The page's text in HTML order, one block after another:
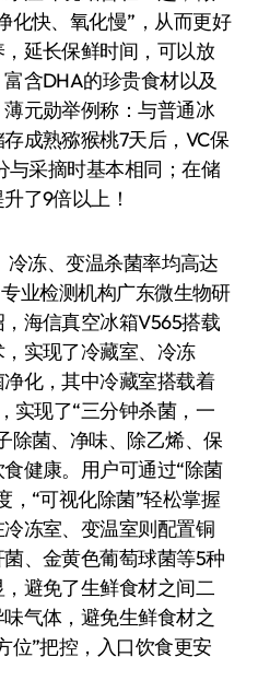
化快、氧化慢”，从而更好
延长保鲜时间，可以放
含DHA的珍贵食材以及
元勋举例称：与普通冰
成熟猕猴桃7天后，VC保
与采摘时基本相同；在储
了9倍以上！
冻、变温杀菌率均高达
业检测机构广东微生物研
海信真空冰箱V565搭载
实现了冷藏室、冷冻
化，其中冷藏室搭载着
实现了“三分钟杀菌，一
除菌、净味、除乙烯、保
健康。用户可通过“除菌
，“可视化除菌”轻松掌握
冻室、变温室则配置铜
、金黄色葡萄球菌等5种
避免了生鲜食材之间二
气体，避免生鲜食材之
位”把控，入口饮食更安